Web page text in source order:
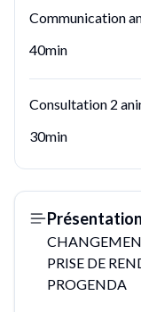
Communication
40min
Consultation 2
30min
PRISE DE
PROGENDA